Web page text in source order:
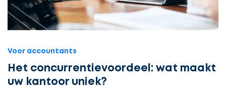
Voor accountants
Het concurrentievoordeel: wat maakt
uw kantoor uniek?